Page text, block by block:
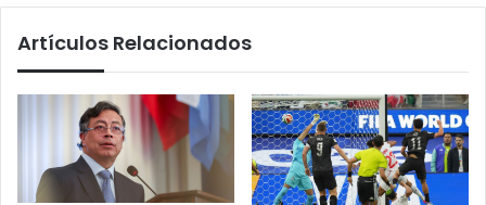
Artículos Relacionados